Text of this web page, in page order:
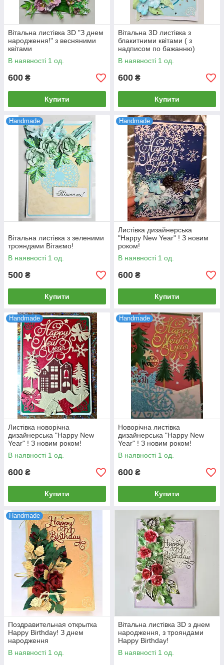
Вітальна листівка 3D "З днем
народження!" з весняними
квітами
В наявності 1 од.
600 ₴
Купити
Вітальна 3D листівка з
блакитними квітами ( з
надписом по бажанню)
В наявності 1 од.
600 ₴
Купити
Handmade
Вітальна листівка з зеленими
трояндами Вітаємо!
В наявності 1 од.
500 ₴
Купити
Handmade
Листівка дизайнерська
"Happy New Year" ! З новим
роком!
В наявності 1 од.
600 ₴
Купити
Handmade
Листівка новорічна
дизайнерська "Happy New
Year" ! З новим роком!
В наявності 1 од.
600 ₴
Купити
Handmade
Новорічна листівка
дизайнерська "Happy New
Year" ! З новим роком!
В наявності 1 од.
600 ₴
Купити
Handmade
Поздравительная открытка
Happy Birthday! З днем
народження
В наявності 1 од.
Вітальна листівка 3D з днем
народження, з трояндами
Happy Birthday!
В наявності 1 од.